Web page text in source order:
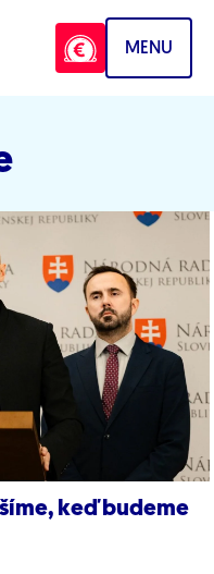
MENU
keď budeme